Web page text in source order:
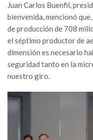
Juan Carlos Buenfil,
bienvenida, mencionó
de producción de 708
el séptimo productor de
dimensión es necesario
seguridad tanto en la
nuestro giro.